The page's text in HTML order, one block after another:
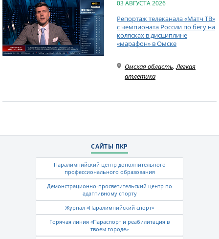
03 АВГУСТА 2026
Репортаж телеканала «Матч ТВ»
с чемпионата России по бегу на
колясках в дисциплине
«марафон» в Омске
Омская область,Легкая
атлетика
САЙТЫ ПКР
Паралимпийский центр дополнительного
профессионального образования
Демонстрационно-просветительский центр по
адаптивному спорту
Журнал «Паралимпийский спорт»
Горячая линия «Параспорт и реабилитация в
твоем городе»